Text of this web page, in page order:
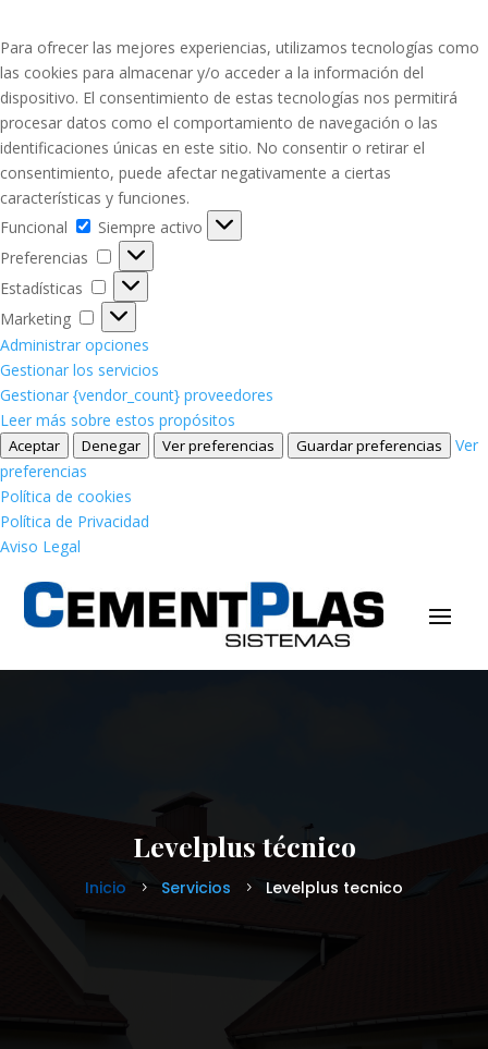
Para ofrecer las mejores experiencias, utilizamos tecnologías como
las cookies para almacenar y/o acceder a la información del
dispositivo. El consentimiento de estas tecnologías nos permitirá
procesar datos como el comportamiento de navegación o las
identificaciones únicas en este sitio. No consentir o retirar el
consentimiento, puede afectar negativamente a ciertas
características y funciones.
Funcional
Funcional
Siempre activo
Preferencias
Preferencias
Estadísticas
Estadísticas
Marketing
Marketing
Administrar opciones
Gestionar los servicios
Gestionar {vendor_count} proveedores
Leer más sobre estos propósitos
Aceptar Denegar Ver preferencias Guardar preferencias
Ver
preferencias
Política de cookies
Política de Privacidad
Aviso Legal
Levelplus técnico
Inicio Servicios Levelplus tecnico